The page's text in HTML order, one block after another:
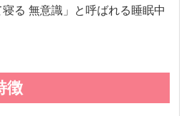
る 無意識」と呼ばれる睡眠中
徴